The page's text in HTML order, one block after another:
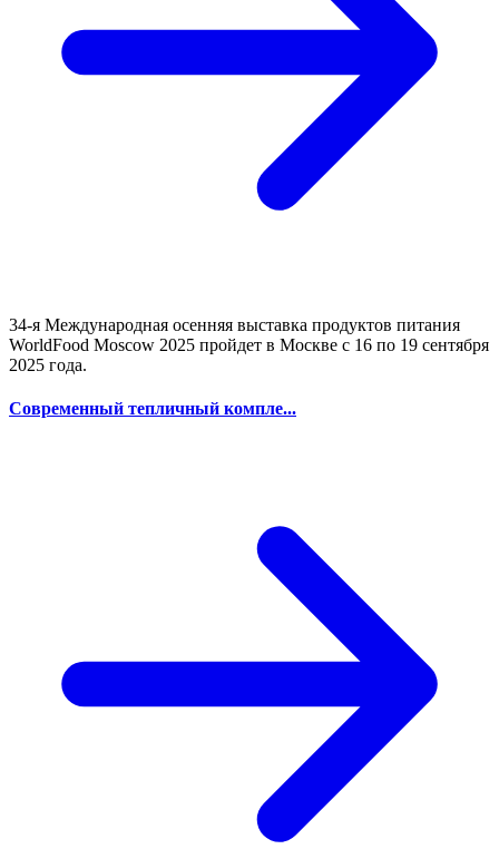
34-я Международная осенняя выставка продуктов питания
WorldFood Moscow 2025 пройдет в Москве с 16 по 19 сентября
2025 года.
Современный тепличный компле...